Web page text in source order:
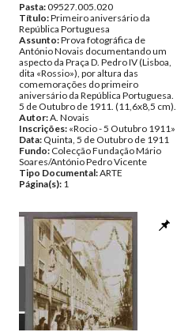
Pasta:09527.005.020
Título:Primeiro aniversário da
República Portuguesa
Assunto:Prova fotográfica de
António Novais documentando um
aspecto da Praça D. Pedro IV (Lisboa,
dita «Rossio»), por altura das
comemorações do primeiro
aniversário da República Portuguesa.
5 de Outubro de 1911. (11,6x8,5 cm).
Autor:A. Novais
Inscrições: «Rocio - 5 Outubro 1911»
Data: Quinta, 5 de Outubro de 1911
Fundo: Colecção Fundação Mário
Soares/António Pedro Vicente
Tipo Documental:ARTE
Página(s): 1